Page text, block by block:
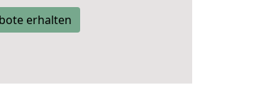
erhalten